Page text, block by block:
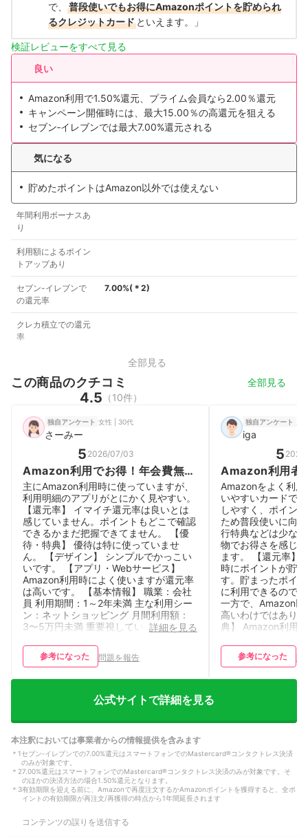
で、
普段使いでもお得にAmazonポイントを貯められ
るクレジットカード といえます。」
検証レビューをすべて見る
良い
Amazon利用で1.50%還元、プライム会員なら2.00％還元
キャンペーン開催時には、最大15.00％の高還元を狙える
セブン‐イレブンでは最大7.00%還元される
気になる
貯めたポイントはAmazon以外では使えない
年間利用ボーナスあ
り
利用額によるポイン
トアップあり
セブン-イレブンで
の還元率
7.00%(＊ 2)
クレカ積立での還元
率
全部見る
この商品のクチコミ 全部見る
4.5 （10件）
独自アンケート 女性 | 30代
さーみー
5 2026/07/03
Amazon利用でお得！年会費無料
でさらにお得！
主にAmazon利用時に使っていますが、
利用明細のアプリがとにかく見やすい。
【還元率】 イマイチ還元率は良いとは
感じていません。ポイントもどこで確認
できるかまだ把握できてません。 【優
待・特典】 優待は特に使っていませ
ん。 【デザイン】 シンプルでかっこい
いです。 【アプリ・Webサービス】
Amazon利用時によく使いますが還元率
は高いです。 【基本情報】 職業：会社
員 利用期間：1～2年未満 主な利用シー
ン：ネットショッピング 月間利用額：
3〜5万円未満 重要視しているポイン
枚数：3枚
詳細を見る
参考になった 問題を報告
独自アンケート
iga
5
Amazon利用者
が貯まりやすく
です。
Amazonをよく利
いやすいカードで
しやすく、ポイン
ため普段使いに向
行特典などは少な
物でお得さを感じ
ます。 【還元率】
時にポイントが貯
す。貯まったポイ
に利用できるので
一方で、Amazon
高いわけではあり
典】 Amazon利用
ラウンジや旅行保
ービスを重視する
プルで落ち着いた
います 【アプリ・
ため、クレジット
しやすいと感じて
職業：会社員 利用
利用シーン：ネッ
参考になった
公式サイトで詳細を見る
本注釈においては事業者からの情報提供を含みます
＊ 1セブン‐イレブンでの7.00%還元はスマートフォンでのMastercard®コンタクトレス決済
のみが対象です。
＊ 27.00%還元はスマートフォンでのMastercard®コンタクトレス決済のみが対象です。そ
のほかの決済方法の場合1.50%還元となります。
＊ 3有効期限を迎える前に、Amazonで再度注文するかAmazonポイントを獲得すると、全ポ
イントの有効期限が再注文/再獲得の時点から1年間延長されます
コンテンツの誤りを送信する